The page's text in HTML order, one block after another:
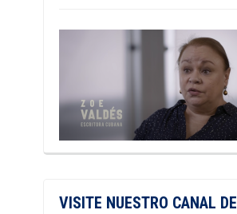
VISITE NUESTRO CANAL DE